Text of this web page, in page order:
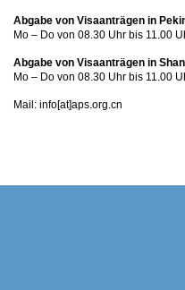
Abgabe von Visaanträgen in
Mo – Do von 08.30 Uhr bis 11.00
Abgabe von Visaanträgen in
Mo – Do von 08.30 Uhr bis 11.00
Mail: info[at]aps.org.cn